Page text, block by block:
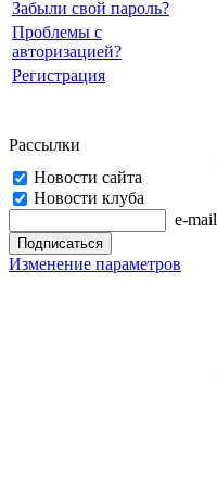
Забыли свой пароль?
Проблемы с
авторизацией?
Регистрация
Рассылки
Новости сайта
Новости клуба
e-mail
Изменение параметров